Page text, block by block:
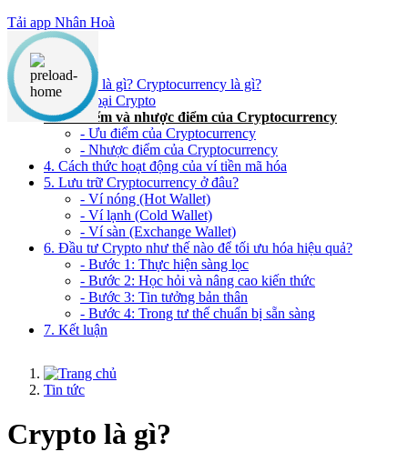
Tải app Nhân Hoà
Nội dung chính
1. Crypto là gì? Cryptocurrency là gì?
2. Phân loại Crypto
3. Ưu điểm và nhược điểm của Cryptocurrency
- Ưu điểm của Cryptocurrency
- Nhược điểm của Cryptocurrency
4. Cách thức hoạt động của ví tiền mã hóa
5. Lưu trữ Cryptocurrency ở đâu?
- Ví nóng (Hot Wallet)
- Ví lạnh (Cold Wallet)
- Ví sàn (Exchange Wallet)
6. Đầu tư Crypto như thế nào để tối ưu hóa hiệu quả?
- Bước 1: Thực hiện sàng lọc
- Bước 2: Học hỏi và nâng cao kiến thức
- Bước 3: Tin tưởng bản thân
- Bước 4: Trong tư thế chuẩn bị sẵn sàng
7. Kết luận
Tin tức
Crypto là gì?